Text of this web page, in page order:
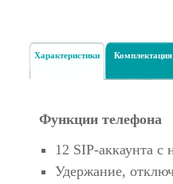
Характеристики Комплектация
Функции телефона
12 SIP-аккаунта с
Удержание,